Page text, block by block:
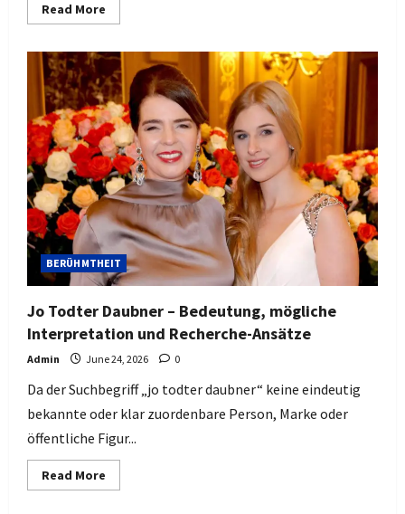
Read More
more
VW
2026
:
Guide
complet
et
explications
BERÜHMTHEIT
Jo Todter Daubner – Bedeutung, mögliche
Interpretation und Recherche-Ansätze
Admin June 24, 2026 0
Da der Suchbegriff „jo todter daubner“ keine eindeutig
bekannte oder klar zuordenbare Person, Marke oder
öffentliche Figur...
Read More
more